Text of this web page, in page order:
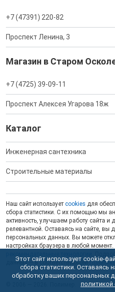
+7 (47391) 220-82
Проспект Ленина, 3
Магазин в Старом
+7 (4725) 39-09-11
Проспект Алексея Угарова 18ж
Каталог
Инженерная сантехника
Строительные материалы
Наш сайт использует cookies для
сбора статистики. С их помощью мы
активность, улучшаем работу сайта и
релевантной. Оставаясь на сайте, вы
персональных данных. Вы можете
настройках браузера в любой
данных — в соответствующейПолитике
Этот сайт использует cookie-
сбора статистики. Оставаясь
обработку ваших персональных
политикой